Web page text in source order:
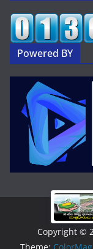
Powered BY
Copyright ©